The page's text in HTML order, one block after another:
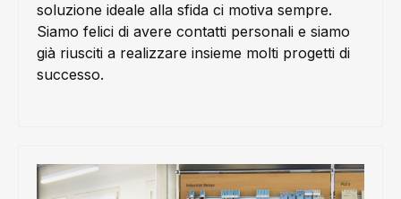
soluzione ideale alla sfida ci motiva sempre.
Siamo felici di avere contatti personali e siamo
già riusciti a realizzare insieme molti progetti di
successo.